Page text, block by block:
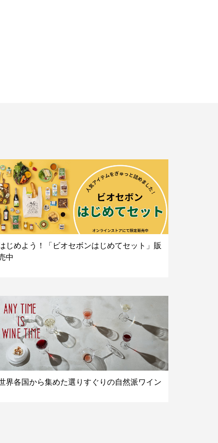
じめよう！「ビオセボンはじめてセット」販
中
界各国から集めた選りすぐりの自然派ワイン